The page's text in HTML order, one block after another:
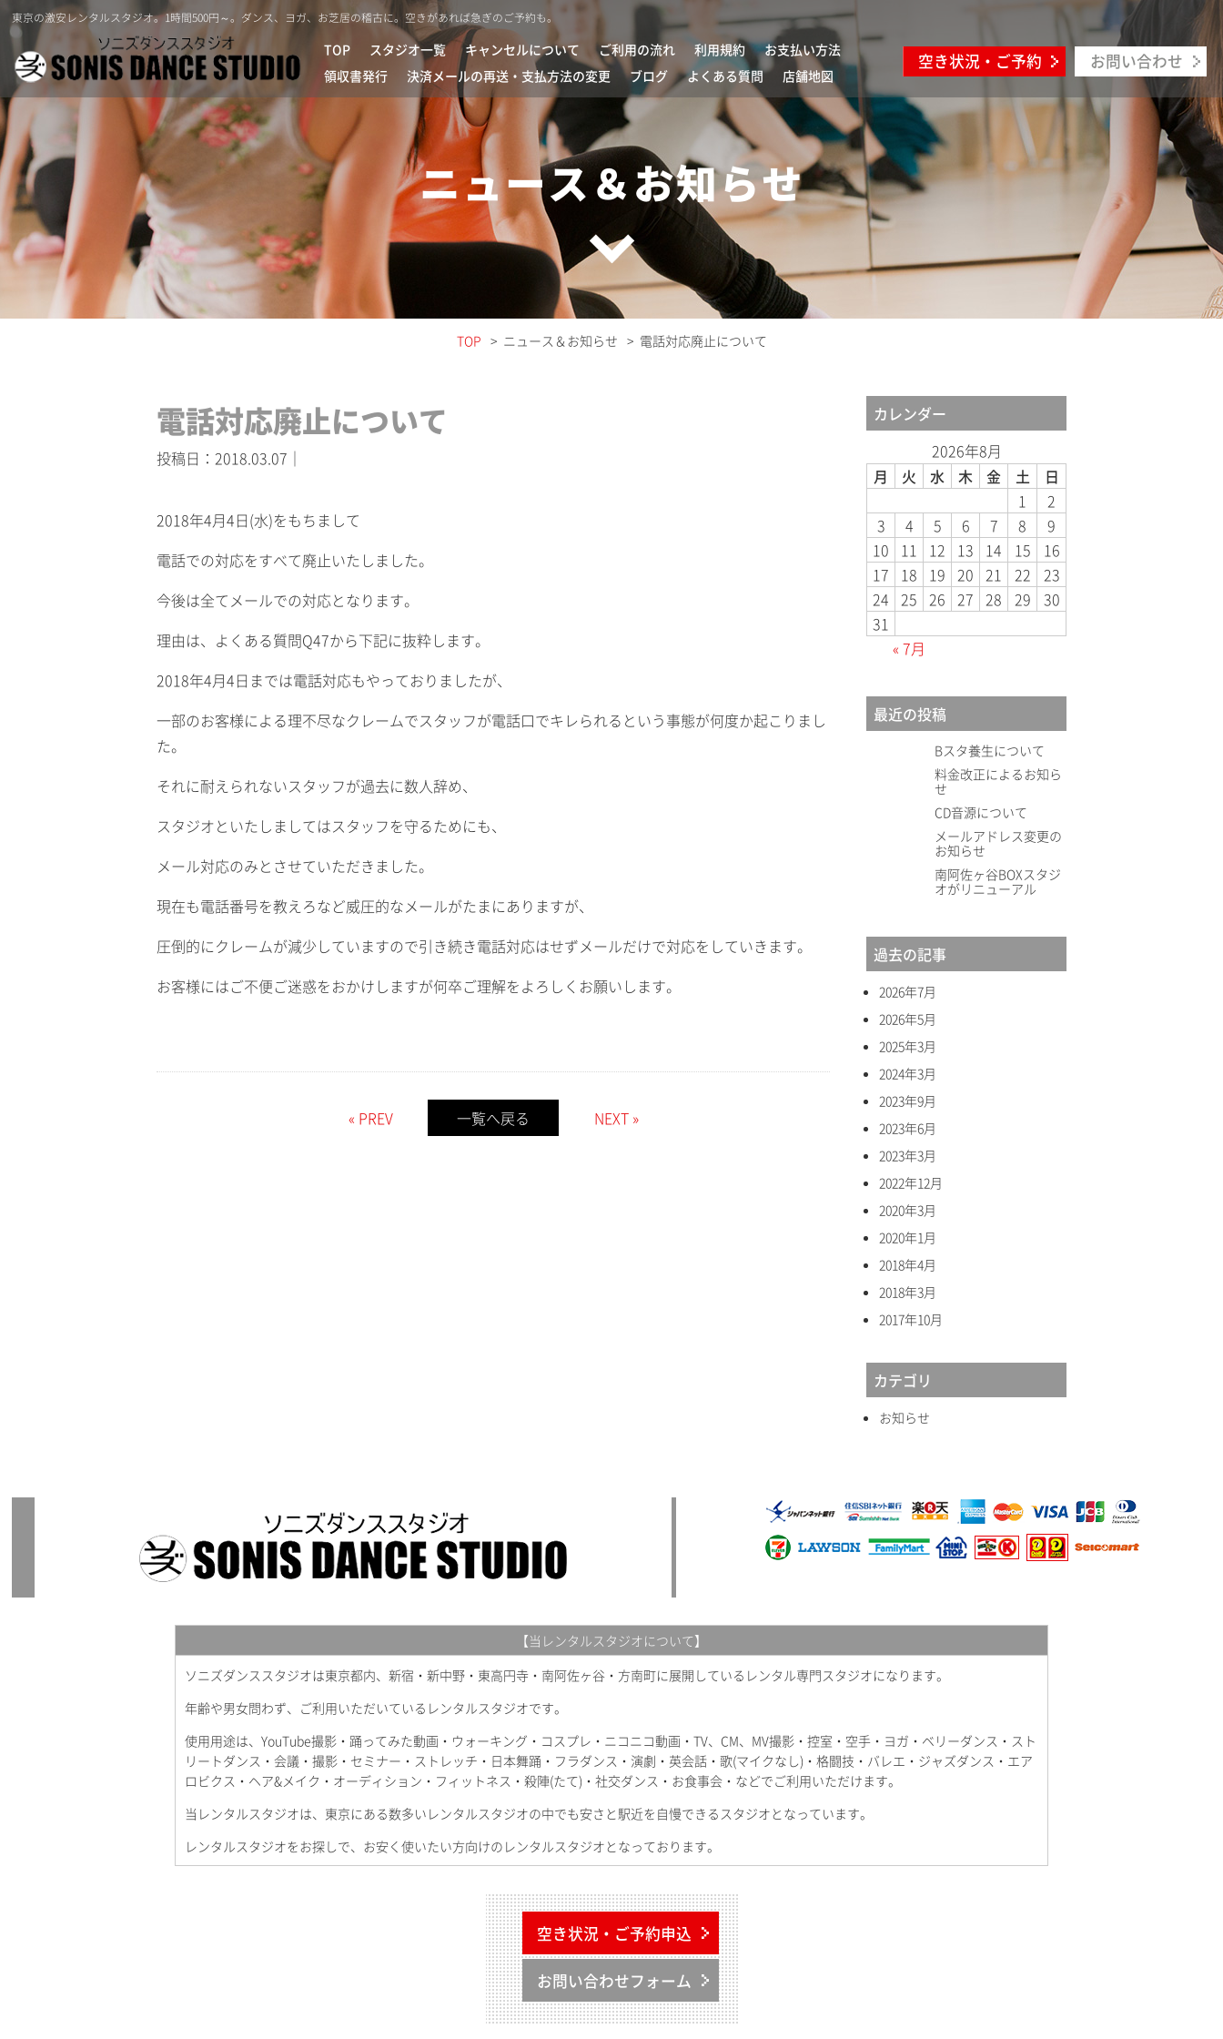
東京の激安レンタルスタジオ。1時間500円～。ダンス、ヨガ、お芝居の稽古に。空きがあれば急ぎのご予約も。
TOP スタジオ一覧 キャンセルについて ご利用の流れ 利用規約
お支払い方法
領収書発行
決済メールの再送・支払方法の変更 ブログ よくある質問 店舗地図
空き状況・ご予約 お問い合わせ
ニュース＆お知らせ
TOP ニュース＆お知らせ 電話対応廃止について
電話対応廃止について
投稿日：2018.03.07｜
2018年4月4日(水)をもちまして
電話での対応をすべて廃止いたしました。
今後は全てメールでの対応となります。
理由は、よくある質問Q47から下記に抜粋します。
2018年4月4日までは電話対応もやっておりましたが、
一部のお客様による理不尽なクレームでスタッフが電話口でキレられるという事態が何度か起こりまし
た。
それに耐えられないスタッフが過去に数人辞め、
スタジオといたしましてはスタッフを守るためにも、
メール対応のみとさせていただきました。
現在も電話番号を教えろなど威圧的なメールがたまにありますが、
圧倒的にクレームが減少していますので引き続き電話対応はせずメールだけで対応をしていきます。
お客様にはご不便ご迷惑をおかけしますが何卒ご理解をよろしくお願いします。
« PREV 一覧へ戻る NEXT »
カレンダー
2026年8月
月
火 水 木 金 土 日
« 7月
1
2
3
4 5 6 7 8
9
10
11 12 13 14 15
16
17
18 19 20 21 22
23
24
25 26 27 28 29
30
31
最近の投稿
Bスタ養生について
料金改正によるお知ら
せ
CD音源について
メールアドレス変更の
お知らせ
南阿佐ヶ谷BOXスタジ
オがリニューアル
過去の記事
2026年7月
2026年5月
2025年3月
2024年3月
2023年9月
2023年6月
2023年3月
2022年12月
2020年3月
2020年1月
2018年4月
2018年3月
2017年10月
カテゴリ
お知らせ
【当レンタルスタジオについて】
ソニズダンススタジオは東京都内、新宿・新中野・東高円寺・南阿佐ヶ谷・方南町に展開しているレンタル専門スタジオになります。
年齢や男女問わず、ご利用いただいているレンタルスタジオです。
使用用途は、YouTube撮影・踊ってみた動画・ウォーキング・コスプレ・ニコニコ動画・TV、CM、MV撮影・控室・空手・ヨガ・ベリーダンス・スト
リートダンス・会議・撮影・セミナー・ストレッチ・日本舞踊・フラダンス・演劇・英会話・歌(マイクなし)・格闘技・バレエ・ジャズダンス・エア
ロビクス・ヘア&メイク・オーディション・フィットネス・殺陣(たて)・社交ダンス・お食事会・などでご利用いただけます。
当レンタルスタジオは、東京にある数多いレンタルスタジオの中でも安さと駅近を自慢できるスタジオとなっています。
レンタルスタジオをお探しで、お安く使いたい方向けのレンタルスタジオとなっております。
空き状況・ご予約申込
お問い合わせフォーム